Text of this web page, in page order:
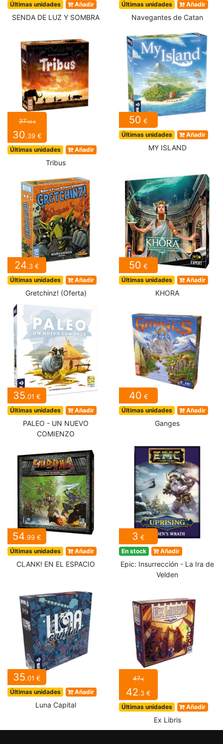
Últimas unidades Añadir
SENDA DE LUZ Y SOMBRA
Últimas unidades Añadir
Navegantes de Catan
37.99 €
30.39 €
Últimas unidades Añadir
Tribus
50 €
Últimas unidades Añadir
MY ISLAND
24.3 €
Últimas unidades Añadir
Gretchinz! (Oferta)
50 €
Últimas unidades Añadir
KHORA
35.01 €
Últimas unidades Añadir
PALEO - UN NUEVO
COMIENZO
40 €
Últimas unidades Añadir
Ganges
54.99 €
Últimas unidades Añadir
CLANK! EN EL ESPACIO
3 €
En stock Añadir
Epic: Insurrección - La Ira de
Velden
35.01 €
Últimas unidades Añadir
Luna Capital
47€
42.3 €
Últimas unidades Añadir
Ex Libris